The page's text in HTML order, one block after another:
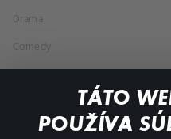
TÁTO
POUŽÍVA
Drama
Comedy